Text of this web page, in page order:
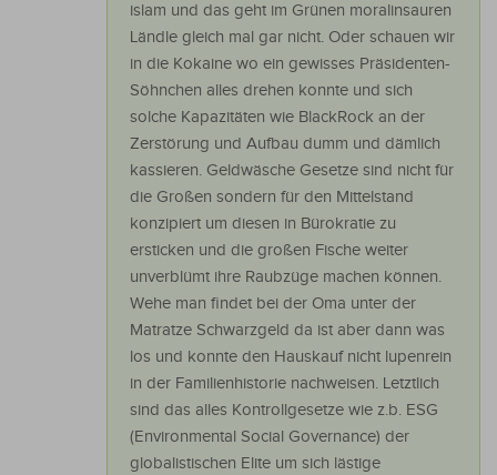
islam und das geht im Grünen moralinsauren
Ländle gleich mal gar nicht. Oder schauen wir
in die Kokaine wo ein gewisses Präsidenten-
Söhnchen alles drehen konnte und sich
solche Kapazitäten wie BlackRock an der
Zerstörung und Aufbau dumm und dämlich
kassieren. Geldwäsche Gesetze sind nicht für
die Großen sondern für den Mittelstand
konzipiert um diesen in Bürokratie zu
ersticken und die großen Fische weiter
unverblümt ihre Raubzüge machen können.
Wehe man findet bei der Oma unter der
Matratze Schwarzgeld da ist aber dann was
los und konnte den Hauskauf nicht lupenrein
in der Familienhistorie nachweisen. Letztlich
sind das alles Kontrollgesetze wie z.b. ESG
(Environmental Social Governance) der
globalistischen Elite um sich lästige